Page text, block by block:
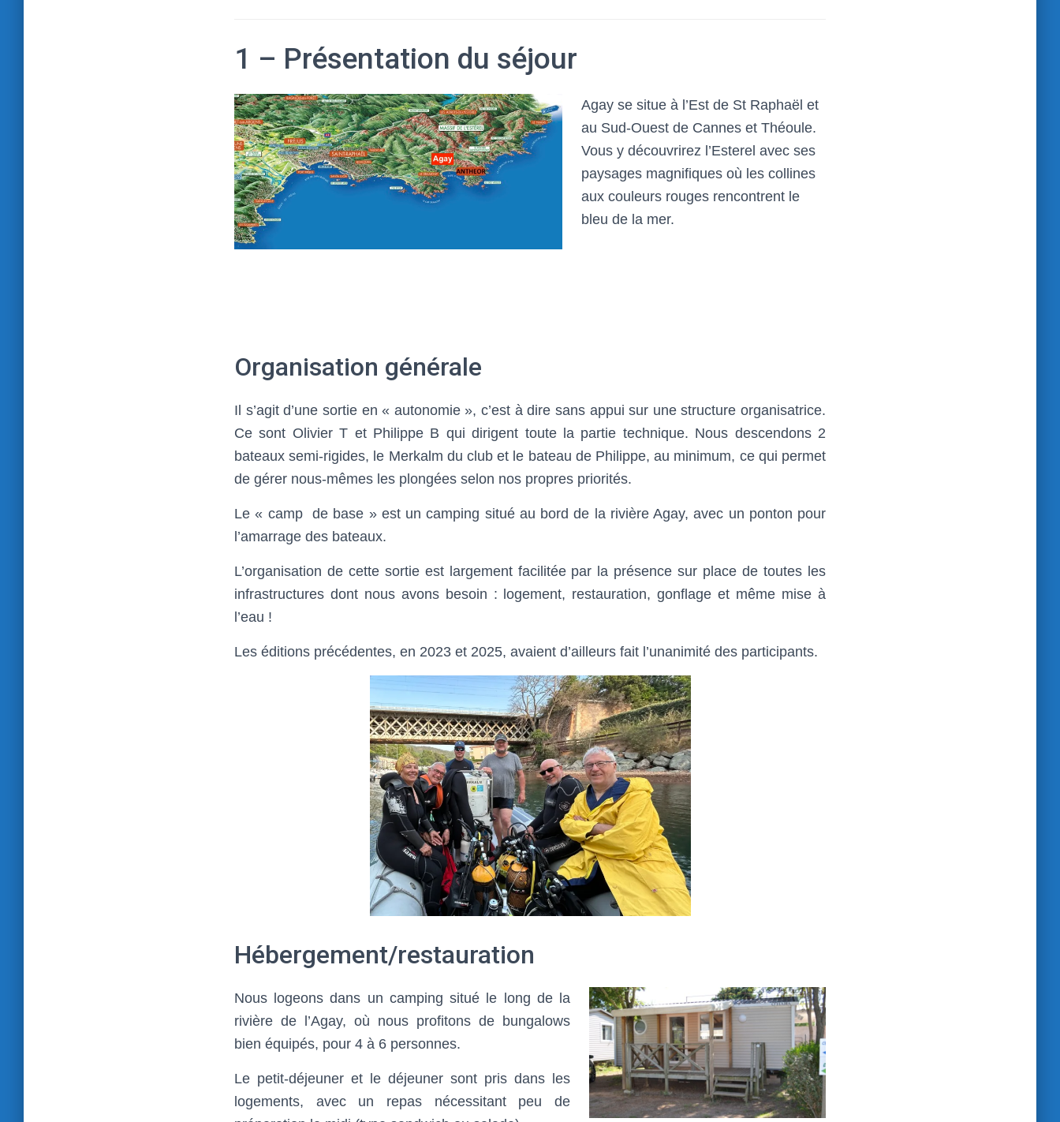
1 – Présentation du séjour
Agay se situe à l’Est de St Raphaël et
au Sud-Ouest de Cannes et Théoule.
Vous y découvrirez l’Esterel avec ses
paysages magnifiques où les collines
aux couleurs rouges rencontrent le
bleu de la mer.
Organisation générale
Il s’agit d’une sortie en « autonomie », c’est à dire sans appui sur une structure organisatrice.
Ce sont Olivier T et Philippe B qui dirigent toute la partie technique. Nous descendons 2
bateaux semi-rigides, le Merkalm du club et le bateau de Philippe, au minimum, ce qui permet
de gérer nous-mêmes les plongées selon nos propres priorités.
Le « camp de base » est un camping situé au bord de la rivière Agay, avec un ponton pour
l’amarrage des bateaux.
L’organisation de cette sortie est largement facilitée par la présence sur place de toutes les
infrastructures dont nous avons besoin : logement, restauration, gonflage et même mise à
l’eau !
Les éditions précédentes, en 2023 et 2025, avaient d’ailleurs fait l’unanimité des participants.
Hébergement/restauration
Nous logeons dans un camping situé le long de la
rivière de l’Agay, où nous profitons de bungalows
bien équipés, pour 4 à 6 personnes.
Le petit-déjeuner et le déjeuner sont pris dans les
logements, avec un repas nécessitant peu de